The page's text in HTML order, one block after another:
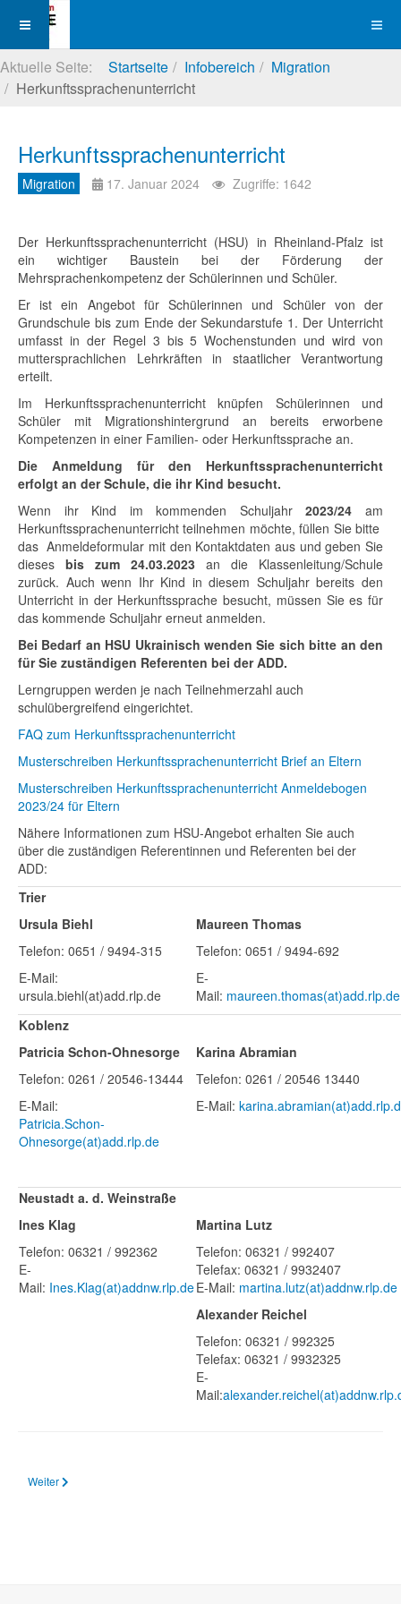
Aktuelle Seite: Startseite Infobereich
Migration
Herkunftssprachenunterricht
Herkunftssprachenunterricht
Migration 17. Januar 2024 Zugriffe: 1642
Der Herkunftssprachenunterricht (HSU) in Rheinland-Pfalz ist
ein wichtiger Baustein bei der Förderung der
Mehrsprachenkompetenz der Schülerinnen und Schüler.
Er ist ein Angebot für Schülerinnen und Schüler von der
Grundschule bis zum Ende der Sekundarstufe 1. Der Unterricht
umfasst in der Regel 3 bis 5 Wochenstunden und wird von
muttersprachlichen Lehrkräften in staatlicher Verantwortung
erteilt.
Im Herkunftssprachenunterricht knüpfen Schülerinnen und
Schüler mit Migrationshintergrund an bereits erworbene
Kompetenzen in einer Familien- oder Herkunftssprache an.
Die Anmeldung für den Herkunftssprachenunterricht
erfolgt an der Schule, die ihr Kind besucht.
Wenn ihr Kind im kommenden Schuljahr2023/24 am
Herkunftssprachenunterricht teilnehmen möchte, füllen Sie bitte
das Anmeldeformular mit den Kontaktdaten aus und geben Sie
dieses bis zum 24.03.2023 an die Klassenleitung/Schule
zurück. Auch wenn Ihr Kind in diesem Schuljahr bereits den
Unterricht in der Herkunftssprache besucht, müssen Sie es für
das kommende Schuljahr erneut anmelden.
Bei Bedarf an HSU Ukrainisch wenden Sie sich bitte an den
für Sie zuständigen Referenten bei der ADD.
Lerngruppen werden je nach Teilnehmerzahl auch
schulübergreifend eingerichtet.
FAQ zum Herkunftssprachenunterricht
Musterschreiben Herkunftssprachenunterricht Brief an Eltern
Musterschreiben Herkunftssprachenunterricht Anmeldebogen
2023/24 für Eltern
Nähere Informationen zum HSU-Angebot erhalten Sie auch
über die zuständigen Referentinnen und Referenten bei der
ADD:
Trier
Ursula Biehl
Telefon: 0651 / 9494-315
E-Mail:
ursula.biehl(at)add.rlp.de
Maureen Thomas
Telefon: 0651 / 9494-692
E-
Mail: maureen.thomas(at)add.rlp.de
Koblenz
Patricia Schon-Ohnesorge
Telefon: 0261 / 20546-13444
E-Mail:
Patricia.Schon-
Ohnesorge(at)add.rlp.de
Karina Abramian
Telefon: 0261 / 20546 13440
E-Mail:
Neustadt a. d. Weinstraße
Ines Klag
Telefon: 06321 / 992362
E-
Mail: Ines.Klag(at)addnw.rlp.de
Martina Lutz
Telefon: 06321 / 992407
Telefax: 06321 / 9932407
E-Mail: martina.lutz(at)addnw.rlp.de
Alexander Reichel
Telefon: 06321 / 992325
Telefax: 06321 / 9932325
E-
Mail:
Nächster Beitrag: Sprachförderung für Schülerinnen und Schüler mit
Weiter